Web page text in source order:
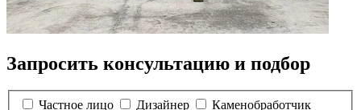
Запросить консультацию и подбор
Частное лицо Дизайнер Каменобработчик